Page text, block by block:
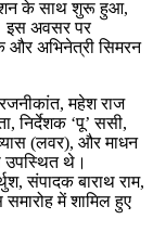
के साथ शुरू हुआ,
इस अवसर पर
और अभिनेत्री सिमरन
महेश राज
निर्देशक ‘पू’ ससी,
(लवर), और माधन
उपस्थित थे।
संपादक बाराथ राम,
में शामिल हुए